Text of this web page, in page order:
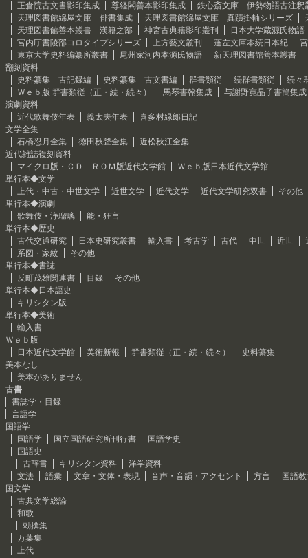
正倉院古文書影印集成
尊経閣善本影印集成
鉄心斎文庫 伊勢物語古注釈
天理図書館綿屋文庫 俳書集成
天理図書館綿屋文庫 真蹟掛軸シリーズ
天理図書館善本叢書 漢籍之部
神宮古典籍影印叢刊
日本大学蔵源氏物語
宮内庁書陵部コロタイプシリーズ
上方藝文叢刊 蓬左文庫本続日本紀
東京大学史料編纂所叢書
尾州家河内本源氏物語
新天理図書館善本叢書
翻刻資料
史料纂集 古記録編
史料纂集 古文書編 群書類従 続群書類従
続々
Ｗｅｂ版 群書類従（正・続・続々）
馬琴書翰集成
与謝野寛晶子書簡集成
演劇資料
近代歌舞伎年表
義太夫年表
喜多村緑郎日記
文学全集
石橋忍月全集
徳田秋聲全集
近松秋江全集
近代雑誌複刻資料
マイクロ版・ＣＤ―ＲＯＭ版近代文学館
Ｗｅｂ版日本近代文学館
単行本◆文学
上代・中古・中世文学
近世文学 近代文学 近代文学研究双書
その他
単行本◆演劇
歌舞伎・浄瑠璃
能・狂言
単行本◆歴史
古代交通研究
日本史研究叢書 輸入書 考古学 古代 中世 近世
系図・家紋
その他
単行本◆書誌
反町茂雄関連書
目録
その他
単行本◆日本語史
キリシタン版
単行本◆美術
輸入書
Ｗｅｂ版
日本近代文学館
美術新報 群書類従（正・続・続々）
史料纂集
美本なし
美本がありません
古書
書誌学・目録
言語学
国語学
国語学
国立国語研究所刊行書
国語学史
国語史
古辞書
キリシタン資料
洋学資料
文法
語彙 文章・文体・表現 音声・音韻・アクセント 方言
国語
国文学
古典文学総論
和歌
勅撰集
万葉集
上代